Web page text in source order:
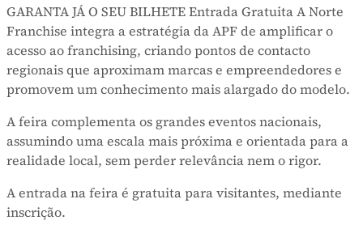
GARANTA JÁ O SEU BILHETE Entrada Gratuita A Norte
Franchise integra a estratégia da APF de amplificar o
acesso ao franchising, criando pontos de contacto
regionais que aproximam marcas e empreendedores e
promovem um conhecimento mais alargado do modelo.
A feira complementa os grandes eventos nacionais,
assumindo uma escala mais próxima e orientada para a
realidade local, sem perder relevância nem o rigor.
A entrada na feira é gratuita para visitantes, mediante
inscrição.